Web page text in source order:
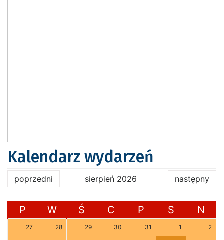
Kalendarz wydarzeń
poprzedni sierpień 2026 następny
P W Ś C P S N
27 28 29 30 31 1 2